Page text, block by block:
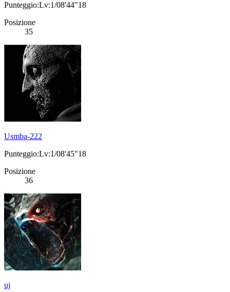
Punteggio:Lv:1/08'44"18
Posizione
35
Usmba-222
Punteggio:Lv:1/08'45"18
Posizione
36
uj